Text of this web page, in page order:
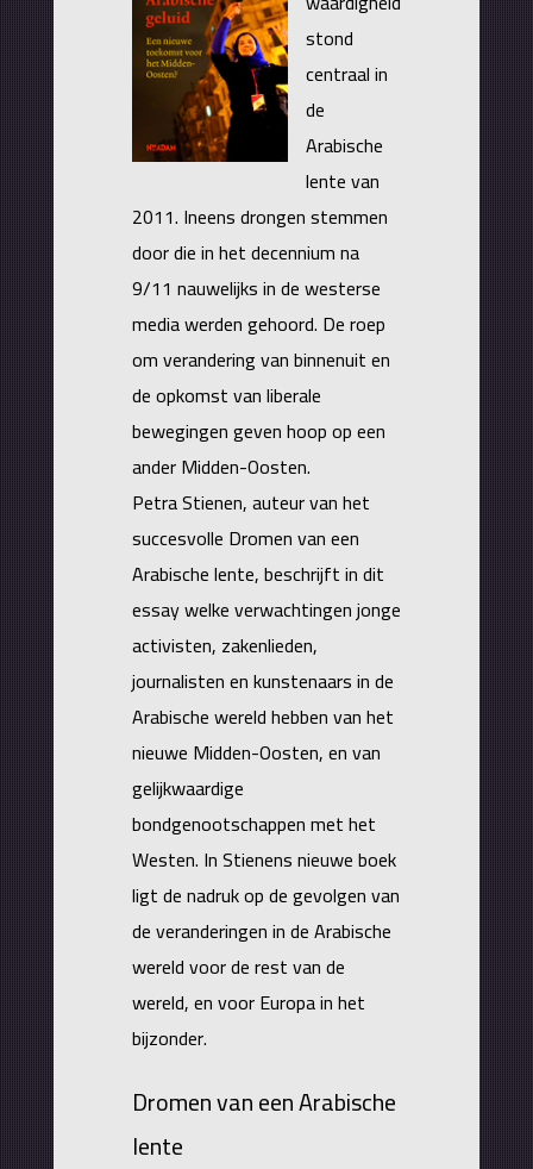
stond
centraal in
de
Arabische
lente van
2011. Ineens drongen stemmen
door die in het decennium na
9/11 nauwelijks in de westerse
media werden gehoord. De roep
om verandering van binnenuit en
de opkomst van liberale
bewegingen geven hoop op een
ander Midden-Oosten.
Petra Stienen, auteur van het
succesvolle Dromen van een
Arabische lente, beschrijft in dit
essay welke verwachtingen jonge
activisten, zakenlieden,
journalisten en kunstenaars in de
Arabische wereld hebben van het
nieuwe Midden-Oosten, en van
gelijkwaardige
bondgenootschappen met het
Westen. In Stienens nieuwe boek
ligt de nadruk op de gevolgen van
de veranderingen in de Arabische
wereld voor de rest van de
wereld, en voor Europa in het
bijzonder.
Dromen van een Arabische
lente